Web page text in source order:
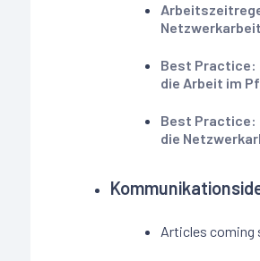
Best Practice:
die Arbeit im
Best Practice:
die
Articles coming